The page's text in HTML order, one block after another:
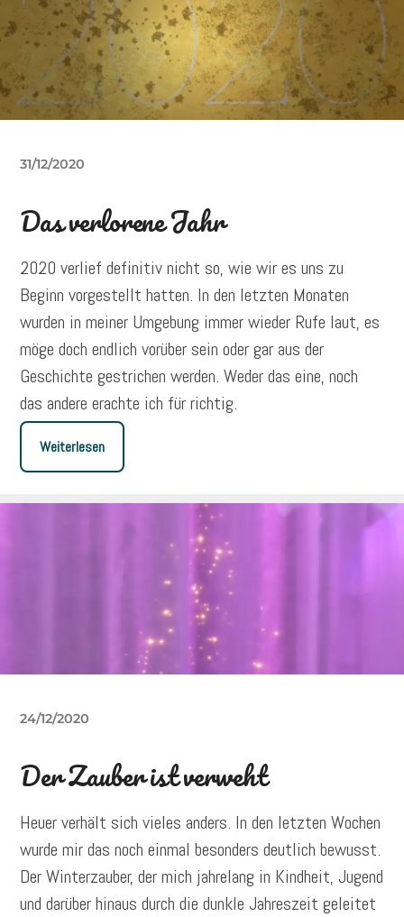
31/12/2020
Das verlorene Jahr
2020 verlief definitiv nicht so, wie wir es uns zu
Beginn vorgestellt hatten. In den letzten Monaten
wurden in meiner Umgebung immer wieder Rufe laut, es
möge doch endlich vorüber sein oder gar aus der
Geschichte gestrichen werden. Weder das eine, noch
das andere erachte ich für richtig.
Weiterlesen
24/12/2020
Der Zauber ist verweht
Heuer verhält sich vieles anders. In den letzten Wochen
wurde mir das noch einmal besonders deutlich bewusst.
Der Winterzauber, der mich jahrelang in Kindheit, Jugend
und darüber hinaus durch die dunkle Jahreszeit geleitet